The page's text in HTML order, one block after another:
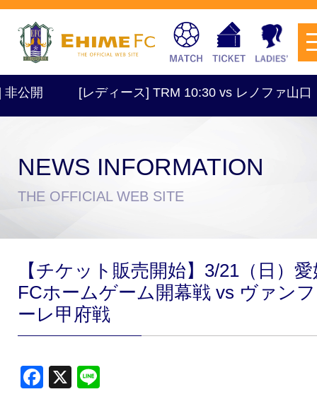
試合日程・結果 アクセス
クラブ・会社情報 レディース
チケットを購入
[レディース] TRM 10:30 vs レノファ山口 ＠
NEWS INFORMATION
THE OFFICIAL WEB SITE
【チケット販売開始】3/21（日）愛
FCホームゲーム開幕戦 vs ヴァン
ーレ甲府戦
Facebook
X